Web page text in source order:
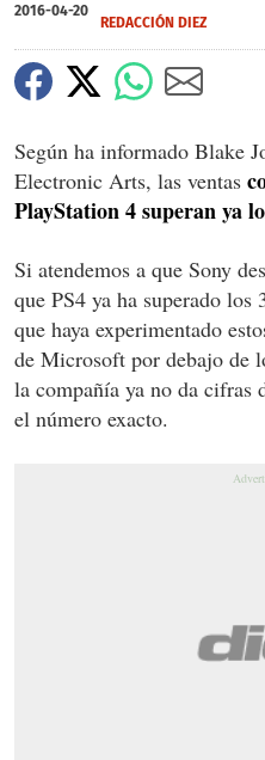
2016-04-20
REDACCIÓN DIEZ
Según ha informado Blake
Electronic Arts, las ventas
PlayStation 4 superan ya
Si atendemos a que Sony
que PS4 ya ha superado
que haya experimentado
de Microsoft por debajo de
la compañía ya no da cifras
el número exacto.